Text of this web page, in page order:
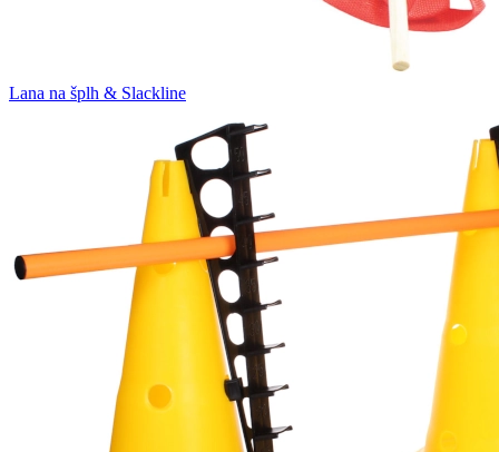
Lana na šplh & Slackline